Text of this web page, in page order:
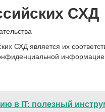
СХД
СХД является их
в IT: полезный